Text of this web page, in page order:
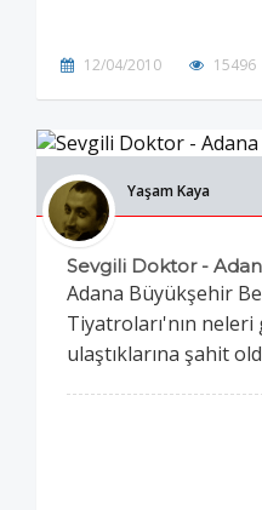
12/04/2010 15496
Yaşam Kaya
Sevgili Doktor -
Adana Büyükşehir
Tiyatroları'nın neleri
ulaştıklarına şahit